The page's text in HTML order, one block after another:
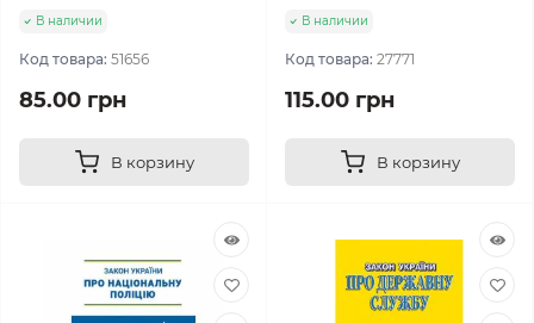
В наличии
Код товара: 51656
85.00 грн
В корзину
В наличии
Код товара: 27771
115.00 грн
В корзину